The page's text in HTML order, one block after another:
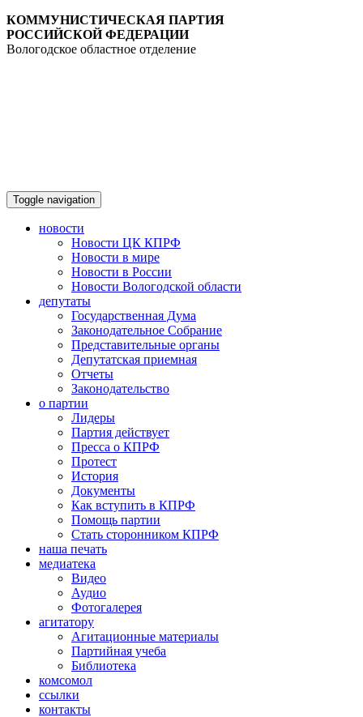
КОММУНИСТИЧЕСКАЯ ПАРТИЯ
РОССИЙСКОЙ ФЕДЕРАЦИИ
Вологодское областное отделение
Toggle navigation
новости
Новости ЦК КПРФ
Новости в мире
Новости в России
Новости Вологодской области
депутаты
Государственная Дума
Законодательное Собрание
Представительные органы
Депутатская приемная
Отчеты
Законодательство
о партии
Лидеры
Партия действует
Пресса о КПРФ
Протест
История
Документы
Как вступить в КПРФ
Помощь партии
Стать сторонником КПРФ
наша печать
медиатека
Видео
Аудио
Фотогалерея
агитатору
Агитационные материалы
Партийная учеба
Библиотека
комсомол
ссылки
контакты